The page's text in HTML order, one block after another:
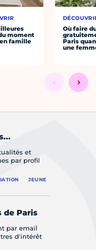
moment
famille
Où faire
Paris
une
et
par profil
JEUNE
de Paris
par email
d'intérêt